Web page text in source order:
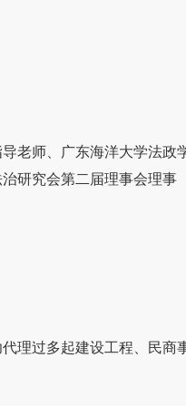
老师、广东海洋大学法政
研究会第二届理事会理事
理过多起建设工程、民商